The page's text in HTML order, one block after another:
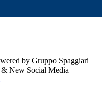
by Gruppo Spaggiari
New Social Media